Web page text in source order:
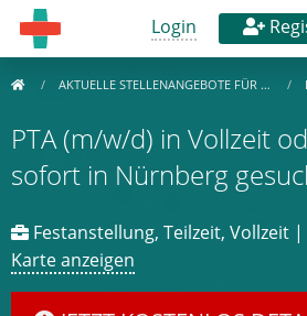
Login
AKTUELLE STELLENANGEBOTE FÜR …
PTA (m/w/d) in Vollzeit
sofort in Nürnberg
Festanstellung, Teilzeit, Vollzeit |
Karte anzeigen